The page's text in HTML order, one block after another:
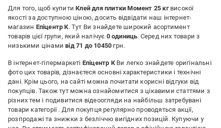
Для того, щоб купитиКлей для плитки Момент 25 кгвисокої
якості за доступною ціною, досить відвідати наш інтернет-
магазин Епіцентр К. Тут Ви знайдете широкий асортимент
товарів цієї групи, який налічує 0 одиниць. Серед них товари з
низькими цінамивід 71 до 10450 грн.
В інтернет-гіпермаркеті Епіцентр КВи легко знайдете оригінальні
фото цих товарів, дізнаєтеся основні характеристики і технічні
дані. Крім цього, на сайті можна почитати корисні відгуки від
покупців. Також тут можна ознайомитися з цікавими статтями з
різних тем і подивитися відеоогляди на найбільш затребувані
товари категорії . Для покупця регулярно проводяться акції,
розпродажі та знижки з безліччю вигідних позицій. Купуючи у